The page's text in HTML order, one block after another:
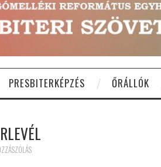
PRESBITERKÉPZÉS ŐRÁLLÓK